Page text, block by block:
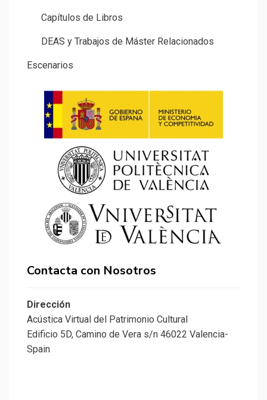
Capítulos de Libros
DEAS y Trabajos de Máster Relacionados
Escenarios
Contacta con Nosotros
Dirección
Acústica Virtual del Patrimonio Cultural
Edificio 5D, Camino de Vera s/n 46022 Valencia-
Spain